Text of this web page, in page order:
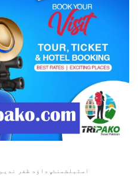
اسٹبلشمنٹ داؤد ظفر ندیم